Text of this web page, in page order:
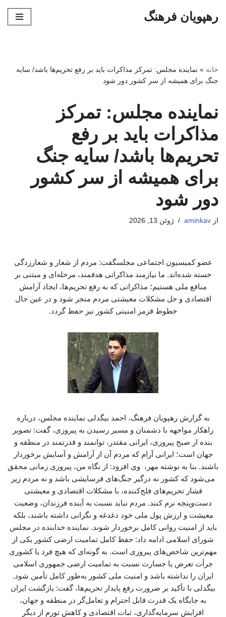
رهپویان فرهنگ
خانه » نماینده مجلس: تمرکز مذاکرات باید بر رفع تحریم‌ها باشد/ سایه
جنگ برای همیشه از سر کشور دور شود
نماینده مجلس: تمرکز
مذاکرات باید بر رفع
تحریم‌ها باشد/ سایه جنگ
برای همیشه از سر کشور
دور شود
از aminkav ژوئن 13, 2026
عضو کمیسیون اجتماعی مجلسگفت: مردم از شعار و شعارزدگی
خسته شده‌اند. ما نیازمند مذاکراتی هدفمند، مرحله‌ای و مبتنی بر
منافع ملی هستیم؛ مذاکراتی که به رفع تحریم‌ها، ایجاد آرامش
اقتصادی و حل مشکلات معیشتی مردم منجر شود و در عین حال
خطوط قرمز امنیتی کشور نیز حفظ گردد.
به گزارش رهپویان فرهنگ، احمد بیگدلی نماینده مجلس، درباره
راهکار مواجهه با دشمنان و مسیر رسیدن به پیروزی، گفت: تصویر
بنده از صبح پیروزی، ایرانی مقتدر، توانمند و قدرتمند در منطقه و
جهان است؛ ایرانی آرام که مردم آن از آرامش و آسایش برخوردار
باشند. بنا به نوشته مهر، وی افزود: از نگاه من، پیروزی زمانی محقق
می‌شود که کشور نه درگیر جنگ‌های فرسایشی باشد و نه مردم زیر
فشار تحریم‌های فلج‌کننده، با مشکلات اقتصادی و معیشتی
دست‌وپنجه نرم کنند. مردم نباید نسبت به آینده فرزندان، وضعیت
معیشت و ارزش پول ملی خود دغدغه و نگرانی داشته باشند، بلکه
باید از امنیت روانی کامل برخوردار شوند. نماینده خدابنده در مجلس
شورای اسلامی ادامه داد: حفظ کامل تمامیت ارضی کشور یکی از
مهم‌ترین شاخص‌های پیروزی است. به گونه‌ای که هیچ فرد یا کشوری
جرأت تعرض یا جسارت نسبت به تمامیت ارضی جمهوری اسلامی
ایران را نداشته باشد و امنیت ملی کشور به‌طور کامل تأمین شود.
بیگدلی با تأکید بر ضرورت رفع پایدار تحریم‌ها، گفت: بازگشت ایران
به جایگاه یک قدرت قابل احترام و تعامل‌گر در منطقه و جهان،
افزایش سرمایه‌گذاری، ثبات اقتصادی و کاهش تورم از دیگر